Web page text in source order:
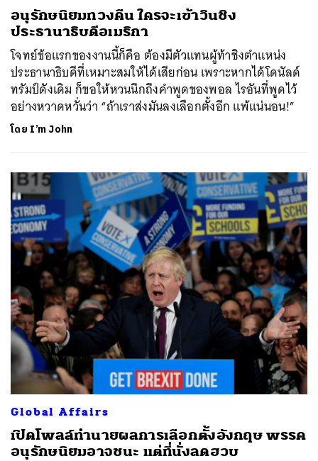
อนุรักษนิยมทวงคืน ใครจะเข้าวินชิง
ประธานาธิบดีอเมริกา
โจทย์ข้อแรกของงานนี้ก็คือ ต้องมีตัวแทนผู้ท้าชิงตำแหน่ง
ประธานาธิบดีที่เหมาะสมให้ได้เสียก่อน เพราะหากได้โดนัลด์
ทรัมป์ดังเดิม ก็ขอให้หวนนึกถึงคำพูดของพอล ไรอันที่พูดไว้
อย่างหวาดหวั่นว่า “ถ้าเราส่งมันลงเลือกตั้งอีก แพ้แน่นอน!”
โดย I’m John
Global Affairs
เปิดโพลล์ทำนายผลการเลือกตั้งอังกฤษ พรรค
อนุรักษนิยมอาจชนะ แต่ที่นั่งลดฮวบ